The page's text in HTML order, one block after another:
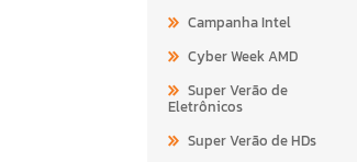
Campanha Intel
Cyber Week AMD
Super Verão de
Eletrônicos
Super Verão de HDs